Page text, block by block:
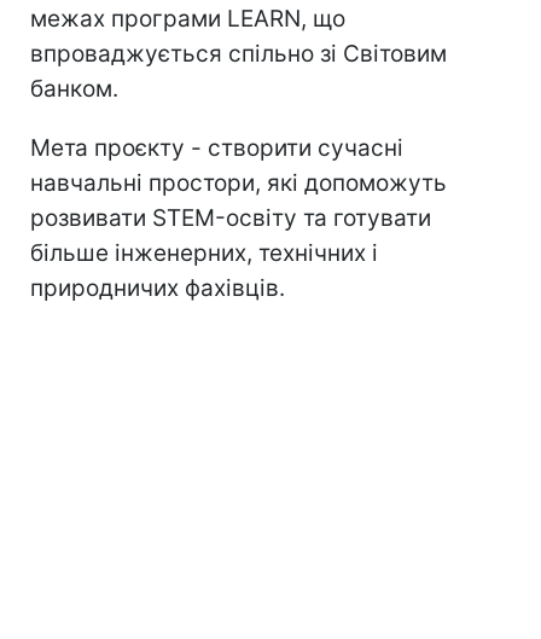
межах програми LEARN, що
впроваджується спільно зі Світовим
банком.
Мета проєкту - створити сучасні
навчальні простори, які допоможуть
розвивати STEM-освіту та готувати
більше інженерних, технічних і
природничих фахівців.